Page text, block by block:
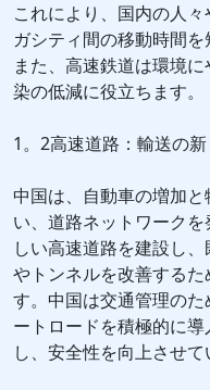
これにより、国内の人
ガシティ間の移動時間を
また、高速鉄道は環境
染の低減に役立ちます。
1。2高速道路：輸送の
中国は、自動車の増加
い、道路ネットワーク
しい高速道路を建設し
やトンネルを改善する
す。中国は交通管理の
ートロードを積極的に
し、安全性を向上させて